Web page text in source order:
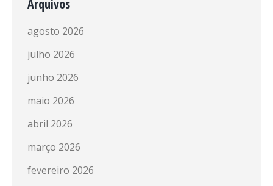
Arquivos
agosto 2026
julho 2026
junho 2026
maio 2026
abril 2026
março 2026
fevereiro 2026